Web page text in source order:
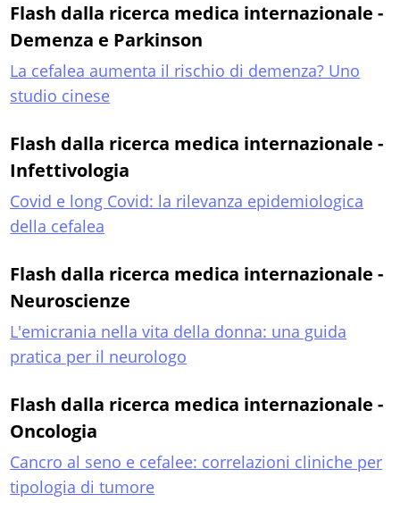
Flash dalla ricerca medica internazionale -
Demenza e Parkinson
La cefalea aumenta il rischio di demenza? Uno
studio cinese
Flash dalla ricerca medica internazionale -
Infettivologia
Covid e long Covid: la rilevanza epidemiologica
della cefalea
Flash dalla ricerca medica internazionale -
Neuroscienze
L'emicrania nella vita della donna: una guida
pratica per il neurologo
Flash dalla ricerca medica internazionale -
Oncologia
Cancro al seno e cefalee: correlazioni cliniche per
tipologia di tumore